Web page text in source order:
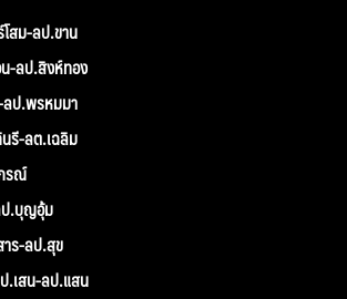
สม-ลป.ขาน
-ลป.สิงห์ทอง
ป.พรหมมา
รี-ลต.เฉลิม
รณ์
ป.บุญอุ้ม
ร-ลป.สุข
เสน-ลป.แสน